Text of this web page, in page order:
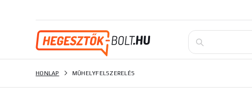
HONLAP MŰHELYFELSZERELÉS